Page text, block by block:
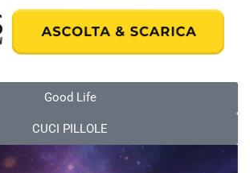
Good Life
CUCI PILLOLE